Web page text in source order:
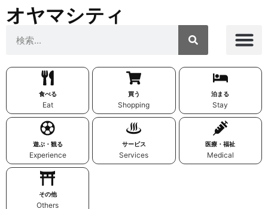
オヤマシティ
食べる
Eat
買う
Shopping
泊まる
Stay
遊ぶ・観る
Experience
サービス
Services
医療・福祉
Medical
その他
Others